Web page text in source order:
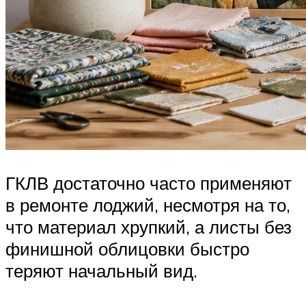
ГКЛВ достаточно часто применяют
в ремонте лоджий, несмотря на то,
что материал хрупкий, а листы без
финишной облицовки быстро
теряют начальный вид.